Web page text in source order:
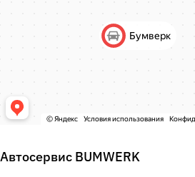
Автосервис BUMWERK